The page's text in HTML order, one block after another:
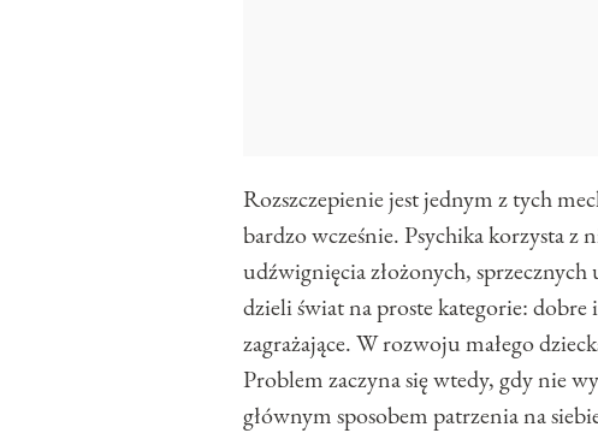
Rozszczepienie jest jednym z tych
bardzo wcześnie. Psychika korzysta z
udźwignięcia złożonych,
dzieli świat na proste kategorie: dobre
zagrażające. W rozwoju małego
Problem zaczyna się wtedy, gdy nie
głównym sposobem patrzenia na